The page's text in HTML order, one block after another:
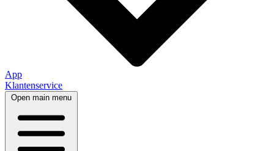
App
Klantenservice
Open main menu